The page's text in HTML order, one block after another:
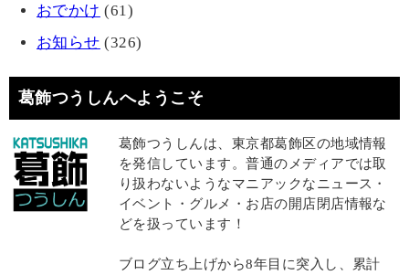
おでかけ (61)
お知らせ (326)
葛飾つうしんへようこそ
葛飾つうしんは、東京都葛飾区の地域情報
を発信しています。普通のメディアでは取
り扱わないようなマニアックなニュース・
イベント・グルメ・お店の開店閉店情報な
どを扱っています！
ブログ立ち上げから8年目に突入し、累計